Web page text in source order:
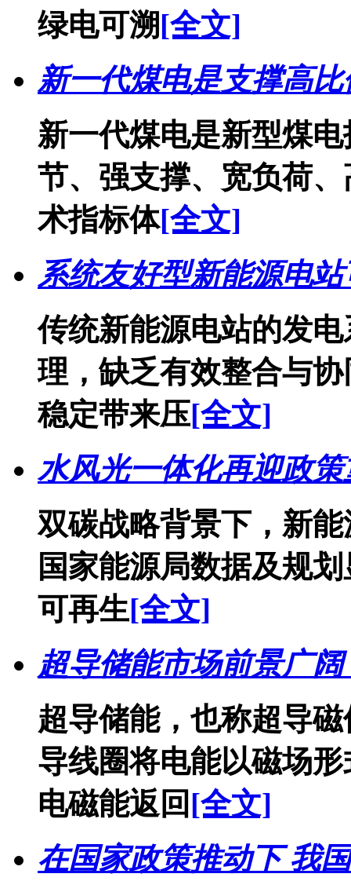
绿电可溯[全文]
新一代煤电是支撑高
新一代煤电是新型煤
节、强支撑、宽负荷
术指标体[全文]
系统友好型新能源电
传统新能源电站的发
理，缺乏有效整合与
稳定带来压[全文]
水风光一体化再迎政
双碳战略背景下，新
国家能源局数据及规
可再生[全文]
超导储能市场前景广
超导储能，也称超导
导线圈将电能以磁场
电磁能返回 [全文]
在国家政策推动下 我